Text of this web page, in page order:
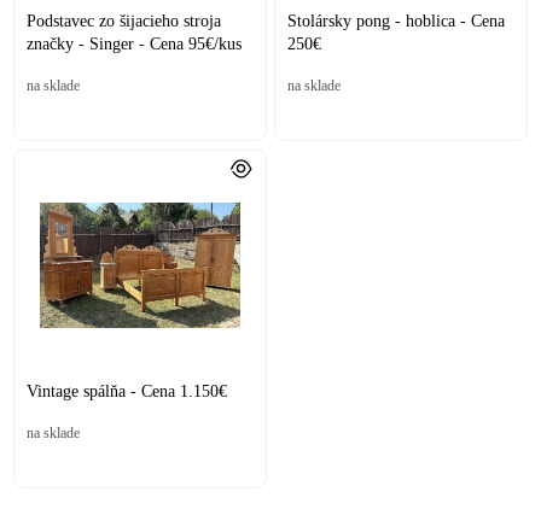
Podstavec zo šijacieho stroja
značky - Singer - Cena 95€/kus
na sklade
Stolársky pong - hoblica - Cena
250€
na sklade
Vintage spálňa - Cena 1.150€
na sklade